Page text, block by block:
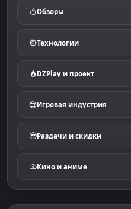
Обзоры
Технологии
DZPlay и проект
Игровая индустрия
Раздачи и скидки
Кино и аниме